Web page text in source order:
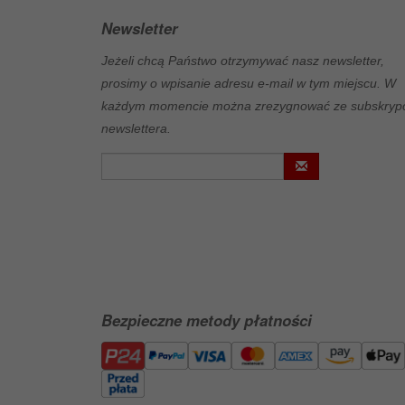
Newsletter
Jeżeli chcą Państwo otrzymywać nasz newsletter,
prosimy o wpisanie adresu e-mail w tym miejscu. W
każdym momencie można zrezygnować ze
newslettera.
Bezpieczne metody płatności